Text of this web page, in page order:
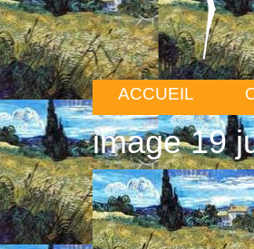
ACCUEIL
image 19